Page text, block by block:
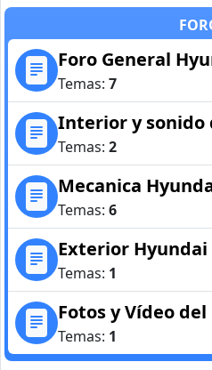
Foro General
Temas: 7
Interior y sonido
Temas: 2
Mecanica
Temas: 6
Exterior Hyundai
Temas: 1
Fotos y Vídeo
Temas: 1